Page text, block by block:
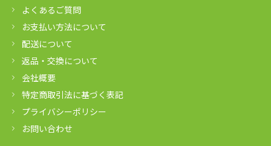
よくあるご質問
お支払い方法について
配送について
返品・交換について
会社概要
特定商取引法に基づく表記
プライバシーポリシー
お問い合わせ